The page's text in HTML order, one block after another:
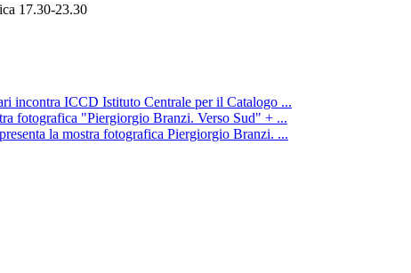
17.30-23.30
incontra ICCD Istituto Centrale per il Catalogo ...
fotografica "Piergiorgio Branzi. Verso Sud" + ...
la mostra fotografica Piergiorgio Branzi. ...